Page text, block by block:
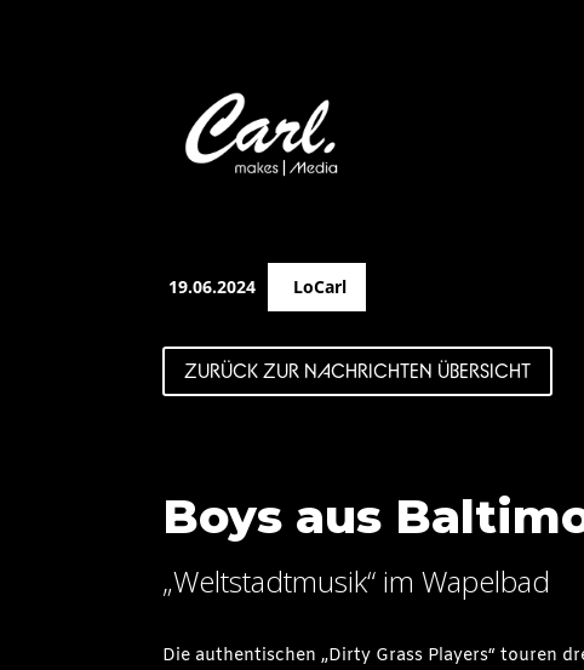
19.06.2024 LoCarl
ZURÜCK ZUR NACHRICHTEN ÜBERSICHT
Boys aus
„Weltstadtmusik“ im Wapelbad
Die authentischen „Dirty Grass Players“ touren